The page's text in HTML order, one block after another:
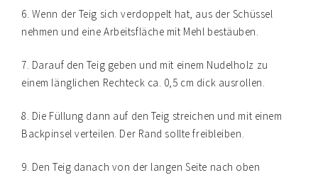
6. Wenn der Teig sich verdoppelt hat, aus der Schüssel
nehmen und eine Arbeitsfläche mit Mehl bestäuben.
7. Darauf den Teig geben und mit einem Nudelholz zu
einem länglichen Rechteck ca. 0,5 cm dick ausrollen.
8. Die Füllung dann auf den Teig streichen und mit einem
Backpinsel verteilen. Der Rand sollte freibleiben.
9. Den Teig danach von der langen Seite nach oben